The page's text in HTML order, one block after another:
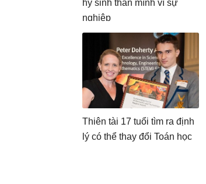
hy sinh thân mình vì sự
nghiệp
Thiên tài 17 tuổi tìm ra định
lý có thể thay đổi Toán học